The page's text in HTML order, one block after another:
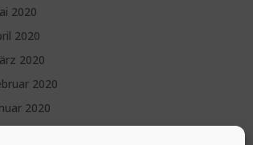
2020
2020
2020
2020
2020